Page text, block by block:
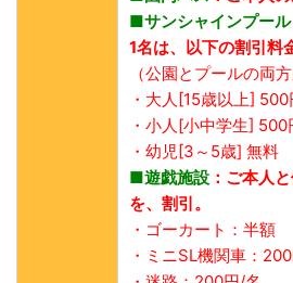
■サンシャインプール
1名は、以下の割引料
（公園とプールの両
・大人[15歳以上] 500
・小人[小中学生] 500
・幼児[3～5歳] 無料
■遊戯施設 ：ご本人
を、割引。
・ゴーカート：半額
・ミニSL機関車：